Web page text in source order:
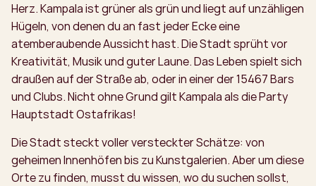
Herz. Kampala ist grüner als grün und liegt auf unzähligen
Hügeln, von denen du an fast jeder Ecke eine
atemberaubende Aussicht hast. Die Stadt sprüht vor
Kreativität, Musik und guter Laune. Das Leben spielt sich
draußen auf der Straße ab, oder in einer der 15467 Bars
und Clubs. Nicht ohne Grund gilt Kampala als die Party
Hauptstadt Ostafrikas!
Die Stadt steckt voller versteckter Schätze: von
geheimen Innenhöfen bis zu Kunstgalerien. Aber um diese
Orte zu finden, musst du wissen, wo du suchen sollst,